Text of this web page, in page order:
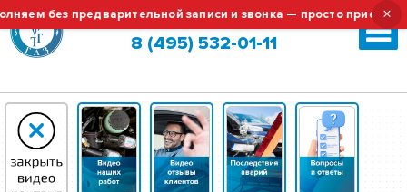
без предварительной записи и звонка — просто ×
Москва (сменить город?)
8 (495) 532-01-11